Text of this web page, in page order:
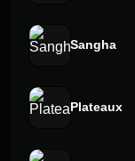
Sangha
Plateaux